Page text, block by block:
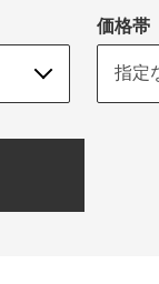
価格帯